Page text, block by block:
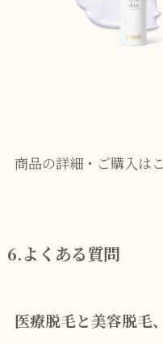
商品の詳細・ご購入は
6.よくある質問
医療脱毛と美容脱毛